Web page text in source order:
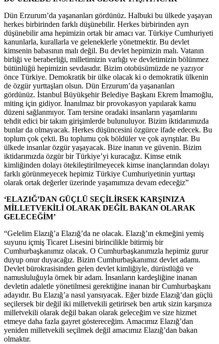
Dün Erzurum’da yaşananları gördünüz. Halbuki bu ülkede yaşayan
herkes birbirinden farklı düşünebilir. Herkes birbirinden ayrı
düşünebilir ama hepimizin ortak bir amacı var. Türkiye Cumhuriyeti
kanunlarla, kurallarla ve geleneklerle yönetmektir. Bu devlet
kimsenin babasının malı değil. Bu devlet hepimizin malı. Vatanın
birliği ve beraberliği, milletimizin varlığı ve devletimizin bölünmez
bütünlüğü hepimizin sevdasıdır. Bizim otobüsümüzde ne yazıyor
önce Türkiye. Demokratik bir ülke olacak ki o demokratik ülkenin
de özgür yurttaşları olsun. Dün Erzurum’da yaşananları
gördünüz. İstanbul Büyükşehir Belediye Başkanı Ekrem İmamoğlu,
miting için gidiyor. İnanılmaz bir provokasyon yapılarak kamu
düzeni sağlanmıyor. Tam tersine oradaki insanların yaşamlarını
tehdit edici bir takım girişimlerde bulunuluyor. Bizim iktidarımızda
bunlar da olmayacak. Herkes düşüncesini özgürce ifade edecek. Bu
toplum çok çekti. Bu toplumu çok böldüler ve çok ayrıştılar. Bu
ülkede insanlar özgür yaşayacak. Bize inanın ve güvenin. Bizim
iktidarımızda özgür bir Türkiye’yi kuracağız. Kimse etnik
kimliğinden dolayı ötekileştirilmeyecek kimse inançlarından dolayı
farklı görünmeyecek hepimiz Türkiye Cumhuriyetinin yurttaşı
olarak ortak değerler üzerinde yaşamımıza devam edeceğiz”
‘ELAZIĞ’DAN GÜÇLÜ SEÇİLİRSEK KARŞINIZA
MİLLETVEKİLİ OLARAK DEĞİL BAKAN OLARAK
GELECEĞİM’
“Gelelim Elazığ’a Elazığ’da ne olacak. Elazığ’ın ekmeğini yemiş
suyunu içmiş Ticaret Lisesini birincilikle bitirmiş bir
Cumhurbaşkanımız olacak. O Cumhurbaşkanımızla hepimiz gurur
duyup onur duyacağız. Bizim Cumhurbaşkanımız devlet adamı.
Devlet bürokrasisinden gelen devlet kimliğiyle, dürüstlüğü ve
namusluluğuyla örnek bir adam. İnsanların kardeşliğine inanan
devletin adaletle yönetilmesi gerektiğine inanan bir Cumhurbaşkanı
adayıdır. Bu Elazığ’a nasıl yansıyacak. Eğer bizde Elazığ’dan güçlü
seçilersek bir değil iki milletvekili getirirsek ben artık sizin karşınıza
milletvekili olarak değil bakan olarak geleceğim ve size hizmet
etmeye daha fazla gayret göstereceğim. Amacımız Elazığ’dan
yeniden milletvekili seçilmek değil amacımız Elazığ’dan bakan
olmaktır.